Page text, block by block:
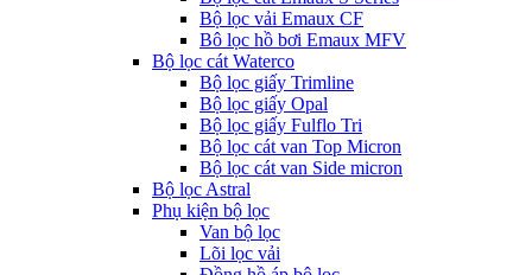
Bộ lọc vải Emaux CF
Bô lọc hồ bơi Emaux MFV
Bộ lọc cát Waterco
Bộ lọc giấy Trimline
Bộ lọc giấy Opal
Bộ lọc giấy Fulflo Tri
Bộ lọc cát van Top Micron
Bộ lọc cát van Side micron
Bộ lọc Astral
Phụ kiện bộ lọc
Van bộ lọc
Lõi lọc vải